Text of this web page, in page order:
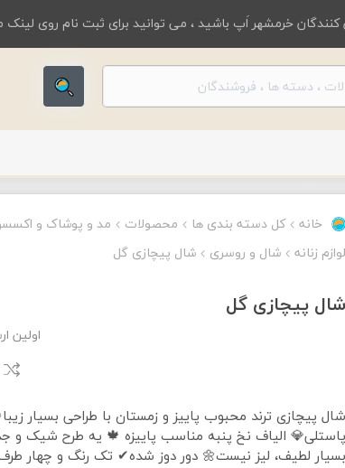
خرمشهر اَپ باشید ، می توانید برای ثبت نام روی لینک
خانه کل دسته بندی ها محصولات مد و پوشاک و
لوازم زنانه
شال و روسری شال پیچازی گل
شال پیچازی گل
اولین
شال پیچازی ترند محبوب پاییز و زمستان با طراحی بسیار
پاستلی💎 الیاف نخ پنبه مناسب پاییزه 🍁 یه طرح شیک و
بسیار لطیف، لیز نیست🌼 دور دوز شده✔ تک رنگ و چهار